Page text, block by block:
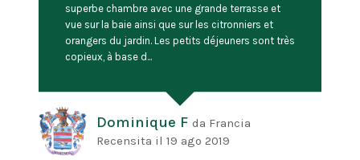
Dominique Fda Francia
Recensita il19 ago 2019
superbe chambre avec une grande terrasse et
vue sur la baie ainsi que sur les citronniers et
orangers du jardin. Les petits déjeuners sont très
copieux, à base d...